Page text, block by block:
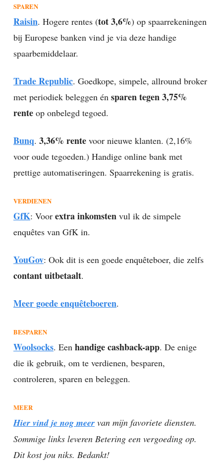
SPAREN
Raisin. Hogere rentes (tot 3,6%) op spaarrekeningen
bij Europese banken vind je via deze handige
spaarbemiddelaar.
Trade Republic. Goedkope, simpele, allround broker
met periodiek beleggen én sparen tegen 3,75%
rente op onbelegd tegoed.
Bunq. 3,36% rente voor nieuwe klanten. (2,16%
voor oude tegoeden.) Handige online bank met
prettige automatiseringen. Spaarrekening is gratis.
VERDIENEN
GfK: Voor extra inkomsten vul ik de simpele
enquêtes van GfK in.
YouGov: Ook dit is een goede enquêteboer, die zelfs
contant uitbetaalt.
Meer goede enquêteboeren.
BESPAREN
Woolsocks. Een handige cashback-app. De enige
die ik gebruik, om te verdienen, besparen,
controleren, sparen en beleggen.
MEER
Hier vind je nog meer van mijn favoriete diensten.
Sommige links leveren Betering een vergoeding op.
Dit kost jou niks. Bedankt!